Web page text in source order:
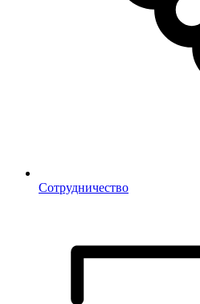
Сотрудничество